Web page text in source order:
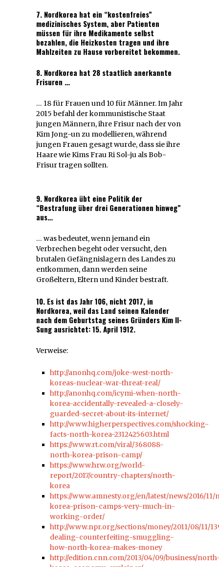
7. Nordkorea hat ein “kostenfreies”
medizinisches System, aber Patienten
müssen für ihre Medikamente selbst
bezahlen, die Heizkosten tragen und ihre
Mahlzeiten zu Hause vorbereitet bekommen.
8. Nordkorea hat 28 staatlich anerkannte
Frisuren …
… 18 für Frauen und 10 für Männer. Im Jahr
2015 befahl der kommunistische Staat
jungen Männern, ihre Frisur nach der von
Kim Jong-un zu modellieren, während
jungen Frauen gesagt wurde, dass sie ihre
Haare wie Kims Frau Ri Sol-ju als Bob-
Frisur tragen sollten.
9. Nordkorea übt eine Politik der
“Bestrafung über drei Generationen hinweg”
aus…
… was bedeutet, wenn jemand ein
Verbrechen begeht oder versucht, den
brutalen Gefängnislagern des Landes zu
entkommen, dann werden seine
Großeltern, Eltern und Kinder bestraft.
10. Es ist das Jahr 106, nicht 2017, in
Nordkorea, weil das Land seinen Kalender
nach dem Geburtstag seines Gründers Kim Il-
Sung ausrichtet: 15.April 1912.
Verweise:
http://anonhq.com/joke-west-north-
koreas-nuclear-war-threat-real/
http://anonhq.com/icymi-when-north-
korea-accidentally-revealed-a-closely-
guarded-secret-about-its-internet/
http://www.higherperspectives.com/shocking-
facts-north-korea-2312425603.html
https://www.rt.com/viral/368088-
north-korea-prison-camp/
https://www.hrw.org/world-
report/2017/country-chapters/north-
korea
https://www.amnesty.org/en/latest/news/2016/
korea-prison-camps-very-much-in-
working-order/
http://www.npr.org/sections/money/2011/08/11/
dealing-counterfeiting-smuggling-
how-north-korea-makes-money
http://edition.cnn.com/2013/04/09/business/